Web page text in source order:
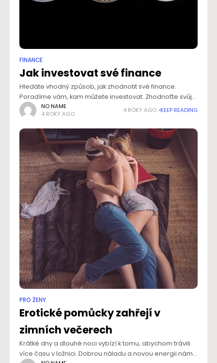
FINANCE
Jak investovat své finance
Hledáte vhodný způsob, jak zhodnotit své finance.
Poradíme vám, kam můžete investovat. Zhodnoťte svůj
majetek a vytvořte si dostatečnou finanční rezervu. Víte,
jak vysoká by měla být? Proč finanční rezerva
NO NAME
4 ROKY AGO
4 ROKY AGO KEEP READING
PRO ŽENY
Erotické pomůcky zahřejí v
zimních večerech
Krátké dny a dlouhé noci vybízí k tomu, abychom trávili
více času v ložnici. Dobrou náladu a novou energii nám